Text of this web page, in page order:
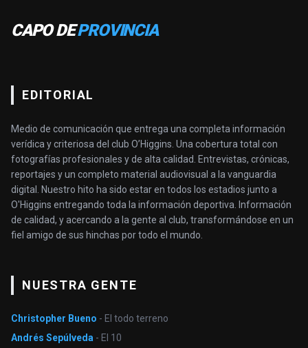
CAPO DEPROVINCIA
EDITORIAL
Medio de comunicación que entrega una completa información
verídica y criteriosa del club O’Higgins. Una cobertura total con
fotografías profesionales y de alta calidad. Entrevistas, crónicas,
reportajes y un completo material audiovisual a la vanguardia
digital. Nuestro hito ha sido estar en todos los estadios junto a
O'Higgins entregando toda la información deportiva. Información
de calidad, y acercando a la gente al club, transformándose en un
fiel amigo de sus hinchas por todo el mundo.
NUESTRA GENTE
Christopher Bueno - El todo terreno
Andrés Sepúlveda - El 10